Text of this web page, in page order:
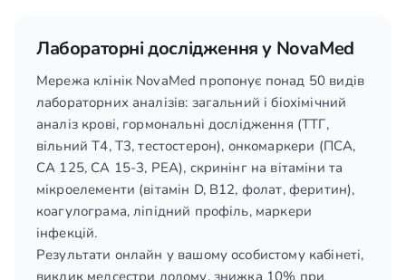
Лабораторні дослідження у NovaMed
Мережа клінік NovaMed пропонує понад 50 видів
лабораторних аналізів: загальний і біохімічний
аналіз крові, гормональні дослідження (ТТГ,
вільний T4, T3, тестостерон), онкомаркери (ПСА,
СА 125, СА 15-3, РЕА), скринінг на вітаміни та
мікроелементи (вітамін D, B12, фолат, феритин),
коагулограма, ліпідний профіль, маркери
інфекцій.
Результати онлайн у вашому особистому кабінеті,
виклик медсестри додому, знижка 10% при